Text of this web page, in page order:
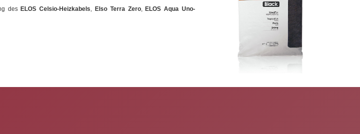
des ELOS Celsio-Heizkabels, Elso Terra Zero, ELOS Aqua Uno-